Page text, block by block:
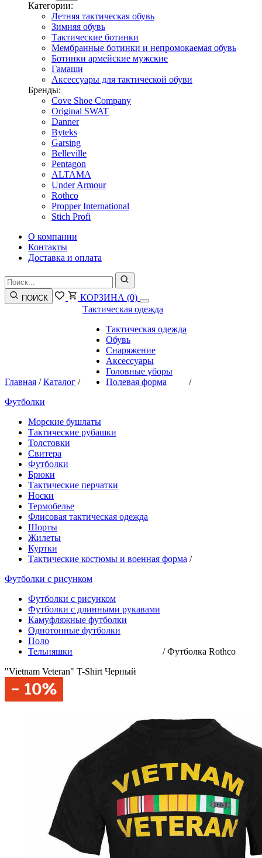
Категории:
Летняя тактическая обувь
Зимняя обувь
Тактические ботинки
Мембранные ботинки и непромокаемая обувь
Ботинки армейские мужские
Гамаши
Аксессуары для тактической обуви
Бренды:
Cove Shoe Company
Original SWAT
Danner
Byteks
Garsing
Belleville
Pentagon
ALTAMA
Under Armour
Rothco
Propper International
Stich Profi
О компании
Контакты
Доставка и оплата
ПОИСК КОРЗИНА (0)
Главная /Каталог /
Тактическая одежда
Тактическая одежда
Обувь
Снаряжение
Аксессуары
Головные уборы
Полевая форма
/
Футболки
Морские бушлаты
Тактические рубашки
Толстовки
Свитера
Футболки
Брюки
Тактические перчатки
Носки
Термобелье
Флисовая тактическая одежда
Шорты
Жилеты
Куртки
Тактические костюмы и военная форма /
Футболки с рисунком
Футболки с рисунком
Футболки с длинными рукавами
Камуфляжные футболки
Однотонные футболки
Поло
Тельняшки
/Футболка Rothco
"Vietnam Veteran" T-Shirt Черный